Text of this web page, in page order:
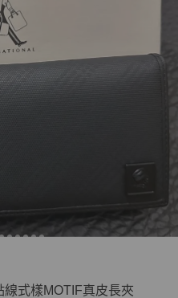
式樣MOTIF真皮長夾